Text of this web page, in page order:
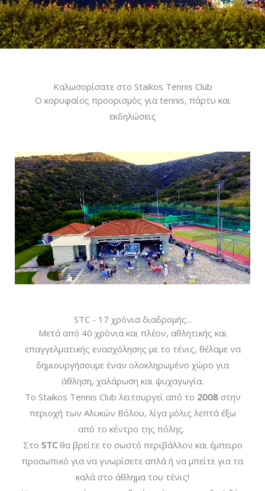
Καλωσορίσατε στο Staikos Tennis Club
Ο κορυφαίος προορισμός για tennis, πάρτυ και
εκδηλώσεις
STC - 17 χρόνια διαδρομής...
Μετά από 40 χρόνια και πλέον, αθλητικής και
επαγγελματικής ενασχόλησης με το τένις, θέλαμε να
δημιουργήσουμε έναν ολοκληρωμένο χώρο για
άθληση, χαλάρωση και ψυχαγωγία.
Το Staikos Tennis Club λειτουργεί από το 2008στην
περιοχή των Αλυκών Βόλου, λίγα μόλις λεπτά έξω
από το κέντρο της πόλης.
Στο STCθα βρείτε το σωστό περιβάλλον και έμπειρο
προσωπικό για να γνωρίσετε απλά ή να μπείτε για τα
καλά στο άθλημα του τένις!